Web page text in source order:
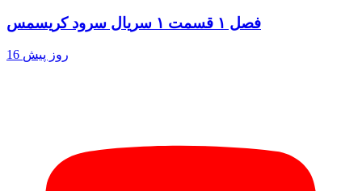
فصل ۱ قسمت ۱ سریال سرود کریسمس
16 روز پیش